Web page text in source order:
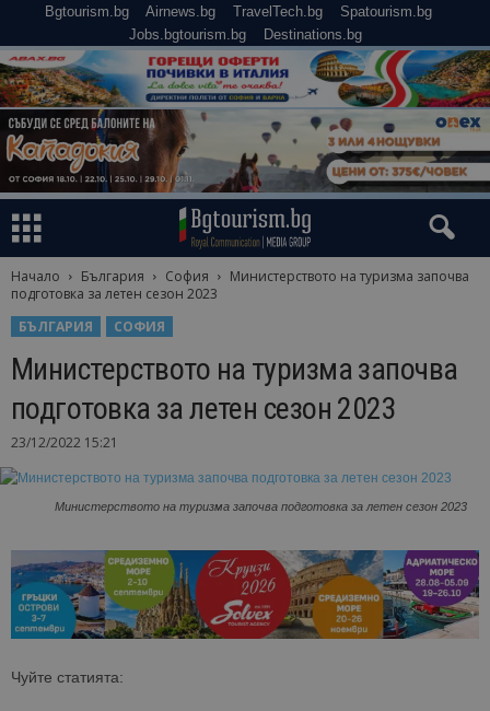
Bgtourism.bg Airnews.bg TravelTech.bg
Spatourism.bg
Jobs.bgtourism.bg
Destinations.bg
Начало България София
Министерството на туризма започва
подготовка за летен сезон 2023
БЪЛГАРИЯ
СОФИЯ
Министерството на туризма започва
подготовка за летен сезон 2023
23/12/2022 15:21
Министерството на туризма започва подготовка за летен сезон 2023
Чуйте статията: